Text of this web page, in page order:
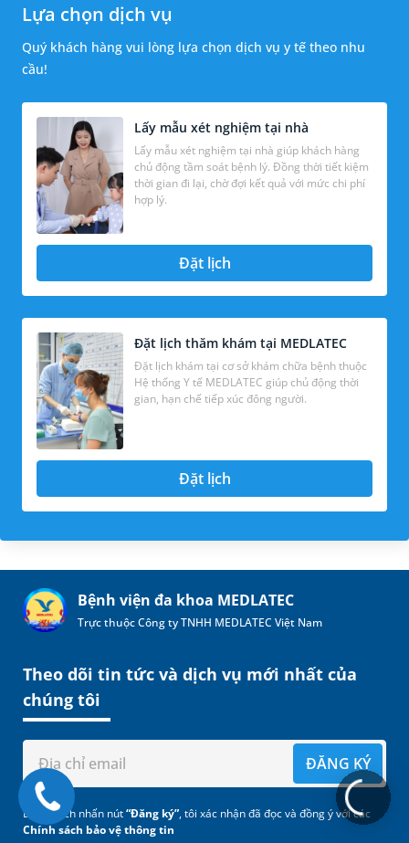
Lựa chọn dịch vụ
Quý khách hàng vui lòng lựa chọn dịch vụ y tế theo nhu
cầu!
Lấy mẫu xét nghiệm tại nhà
Lấy mẫu xét nghiệm tại nhà giúp khách hàng
chủ động tầm soát bệnh lý. Đồng thời tiết kiệm
thời gian đi lại, chờ đợi kết quả với mức chi phí
hợp lý.
Đặt lịch
Đặt lịch thăm khám tại MEDLATEC
Đặt lịch khám tại cơ sở khám chữa bệnh thuộc
Hệ thống Y tế MEDLATEC giúp chủ động thời
gian, hạn chế tiếp xúc đông người.
Đặt lịch
Bệnh viện đa khoa MEDLATEC
Trực thuộc Công ty TNHH MEDLATEC Việt Nam
Theo dõi tin tức và dịch vụ mới nhất của
chúng tôi
ĐĂNG KÝ
Bằng cách nhấn nút“Đăng ký”, tôi xác nhận đã đọc và đồng ý với các
Chính sách bảo vệ thông tin